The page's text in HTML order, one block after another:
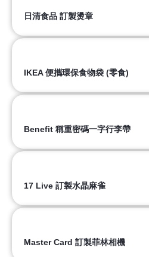
日清食品 訂製燙章
IKEA 便攜環保食物袋 (零食)
Benefit 稱重密碼一字行李帶
17 Live 訂製水晶麻雀
Master Card 訂製菲林相機